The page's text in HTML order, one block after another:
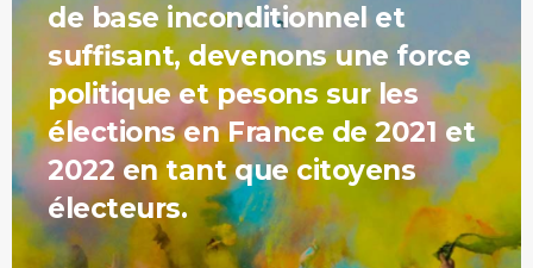
de base inconditionnel et
suffisant, devenons une force
politique et pesons sur les
élections en France de 2021 et
2022 en tant que citoyens
électeurs.